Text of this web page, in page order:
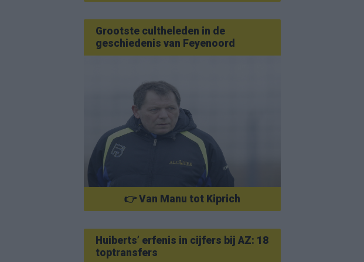
Grootste cultheleden in de
geschiedenis van Feyenoord
👉 Van Manu tot Kiprich
Huiberts’ erfenis in cijfers bij AZ: 18
toptransfers